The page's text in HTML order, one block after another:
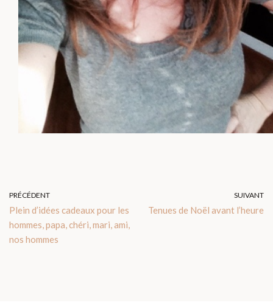
PRÉCÉDENT
Plein d’idées cadeaux pour les
hommes, papa, chéri, mari, ami,
nos hommes
SUIVANT
Tenues de Noël avant l’heure